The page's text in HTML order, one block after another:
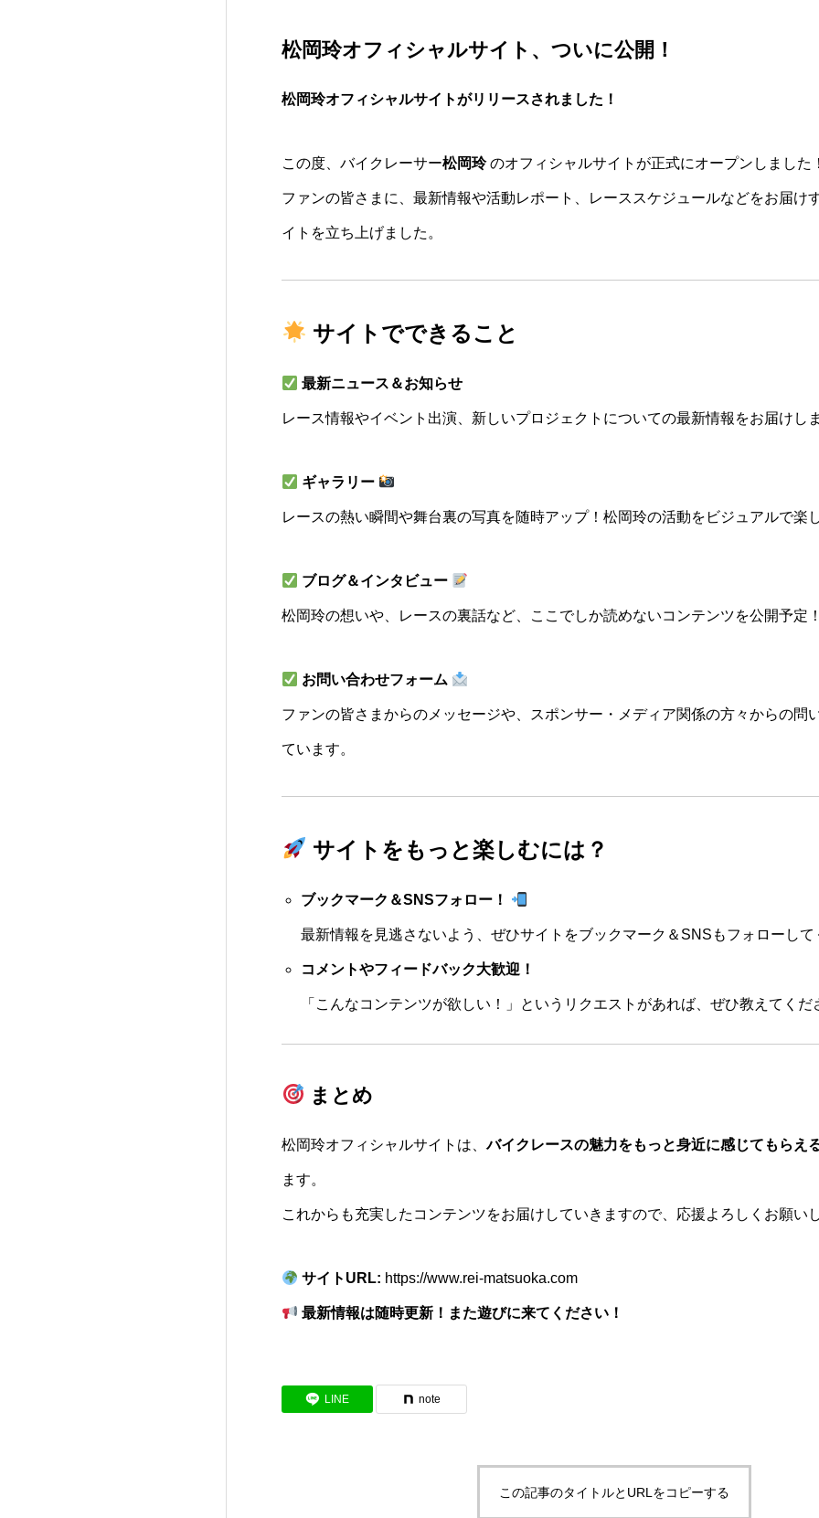
松岡玲オフィシャルサイト、ついに公開！
松岡玲オフィシャルサイトがリリースされました！
この度、バイクレーサー松岡玲のオフィシャルサイトが正式にオープンしました！
ファンの皆さまに、最新情報や活動レポート、レーススケジュールなどをお届け
イトを立ち上げました。
サイトでできること
最新ニュース＆お知らせ
レース情報やイベント出演、新しいプロジェクトについての最新情報をお届けしま
ギャラリー
レースの熱い瞬間や舞台裏の写真を随時アップ！松岡玲の活動をビジュアルで楽
ブログ＆インタビュー
松岡玲の想いや、レースの裏話など、ここでしか読めないコンテンツを公開予定！
お問い合わせフォーム
ファンの皆さまからのメッセージや、スポンサー・メディア関係の方々からの問
ています。
サイトをもっと楽しむには？
ブックマーク＆SNSフォロー！
最新情報を見逃さないよう、ぜひサイトをブックマーク＆SNSもフォローして
コメントやフィードバック大歓迎！
「こんなコンテンツが欲しい！」というリクエストがあれば、ぜひ教えてくだ
まとめ
松岡玲オフィシャルサイトは、バイクレースの魅力をもっと身近に感じてもらえ
ます。
これからも充実したコンテンツをお届けしていきますので、応援よろしくお願い
サイトURL: https://www.rei-matsuoka.com
最新情報は随時更新！また遊びに来てください！
LINE note
この記事のタイトルとURLをコピーする